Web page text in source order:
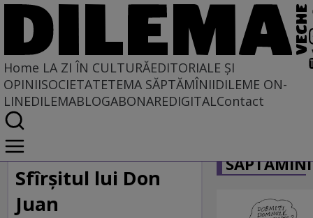
Home LA ZI ÎN CULTURĂEDITORIALE ȘI
OPINIISOCIETATETEMA SĂPTĂMÎNIIDILEME ON-
LINEDILEMABLOGABONAREDIGITALContact
Home
La zi în cultură
Carte
Sfîrşitul lui Don
Juan